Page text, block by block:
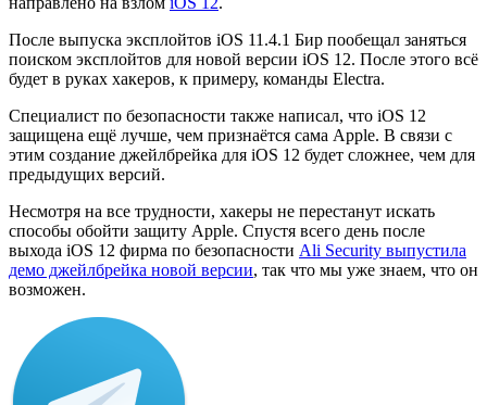
После выпуска эксплойтов iOS 11.4.1 Бир пообещал заняться
поиском эксплойтов для новой версии iOS 12. После этого всё
будет в руках хакеров, к примеру, команды Electra.
Специалист по безопасности также написал, что iOS 12
защищена ещё лучше, чем признаётся сама Apple. В связи с
этим создание джейлбрейка для iOS 12 будет сложнее, чем для
предыдущих версий.
Несмотря на все трудности, хакеры не перестанут искать
способы обойти защиту Apple. Спустя всего день после
выхода iOS 12 фирма по безопасности Ali Security выпустила
демо джейлбрейка новой версии, так что мы уже знаем, что он
возможен.